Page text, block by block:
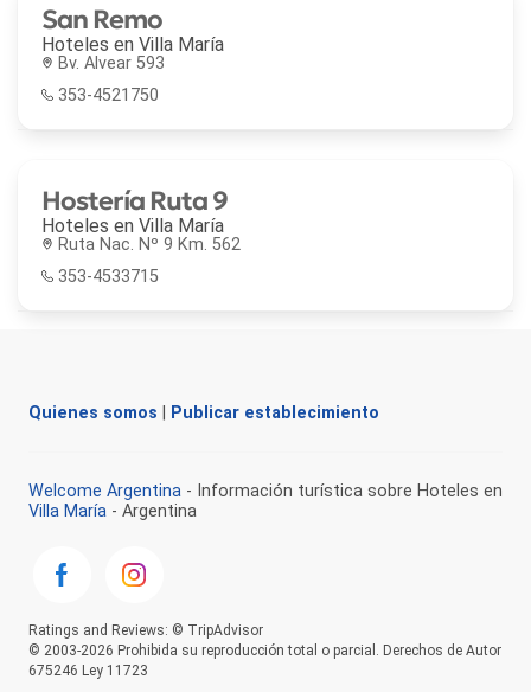
San Remo
Hoteles en Villa María
Bv. Alvear 593
353-4521750
Hostería Ruta 9
Hoteles en Villa María
Ruta Nac. Nº 9 Km. 562
353-4533715
Quienes somos Publicar establecimiento
Welcome Argentina - Información turística sobre Hoteles en
Villa María - Argentina
Ratings and Reviews: © TripAdvisor
© 2003-2026 Prohibida su reproducción total o parcial. Derechos de Autor
675246 Ley 11723